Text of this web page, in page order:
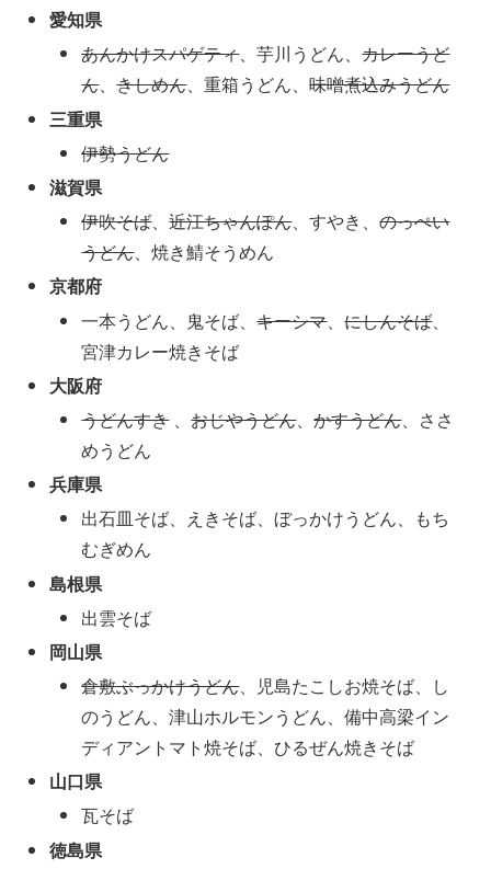
愛知県
あんかけスパゲティ、芋川うどん、カレーうど
ん、きしめん、重箱うどん、味噌煮込みうどん
三重県
伊勢うどん
滋賀県
伊吹そば、近江ちゃんぽん、すやき、のっぺい
うどん、焼き鯖そうめん
京都府
一本うどん、鬼そば、キーシマ、にしんそば、
宮津カレー焼きそば
大阪府
うどんすき、おじやうどん、かすうどん、ささ
めうどん
兵庫県
出石皿そば、えきそば、ぼっかけうどん、もち
むぎめん
島根県
出雲そば
岡山県
倉敷ぶっかけうどん、児島たこしお焼そば、し
のうどん、津山ホルモンうどん、備中高梁イン
ディアントマト焼そば、ひるぜん焼きそば
山口県
瓦そば
徳島県